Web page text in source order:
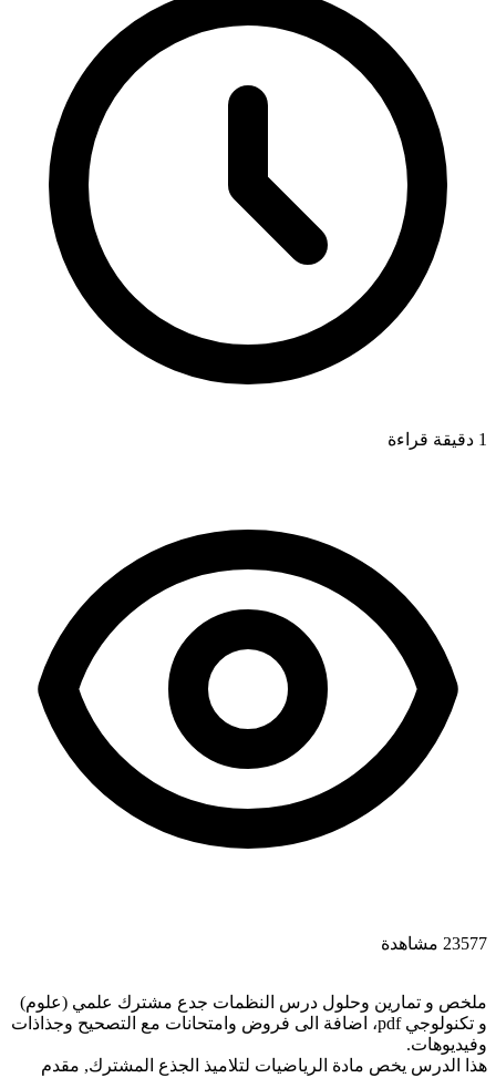
1 دقيقة قراءة
23577 مشاهدة
ملخص و تمارين وحلول درس النظمات جدع مشترك علمي (علوم)
و تكنولوجي pdf، اضافة الى فروض وامتحانات مع التصحيح وجذاذات
وفيديوهات.
هذا الدرس يخص مادة الرياضيات لتلاميذ الجذع المشترك, مقدم